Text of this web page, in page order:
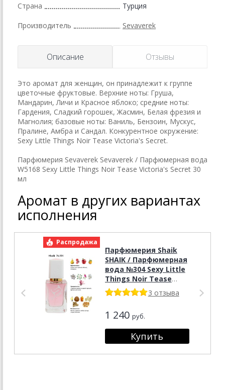
Страна Турция
Производитель Sevaverek
Описание Отзывы
Это аромат для женщин, он принадлежит к группе
цветочные фруктовые. Верхние ноты: Груша,
Мандарин, Личи и Красное яблоко; средние ноты:
Гардения, Сладкий горошек, Жасмин, Белая фрезия и
Магнолия; базовые ноты: Ваниль, Бензоин, Мускус,
Пралине, Амбра и Сандал. Конкурентное окружение:
Sexy Little Things Noir Tease Victoria's Secret.
Парфюмерия Sevaverek Sevaverek / Парфюмерная вода
W5168 Sexy Little Things Noir Tease Victoria's Secret 30
мл
Аромат в других вариантах
исполнения
Распродажа
Парфюмерия Shaik
SHAIK / Парфюмерная
вода №304 Sexy Little
Things Noir Tease
Victoria's Secret 50 мл
3 отзыва
1 240 руб.